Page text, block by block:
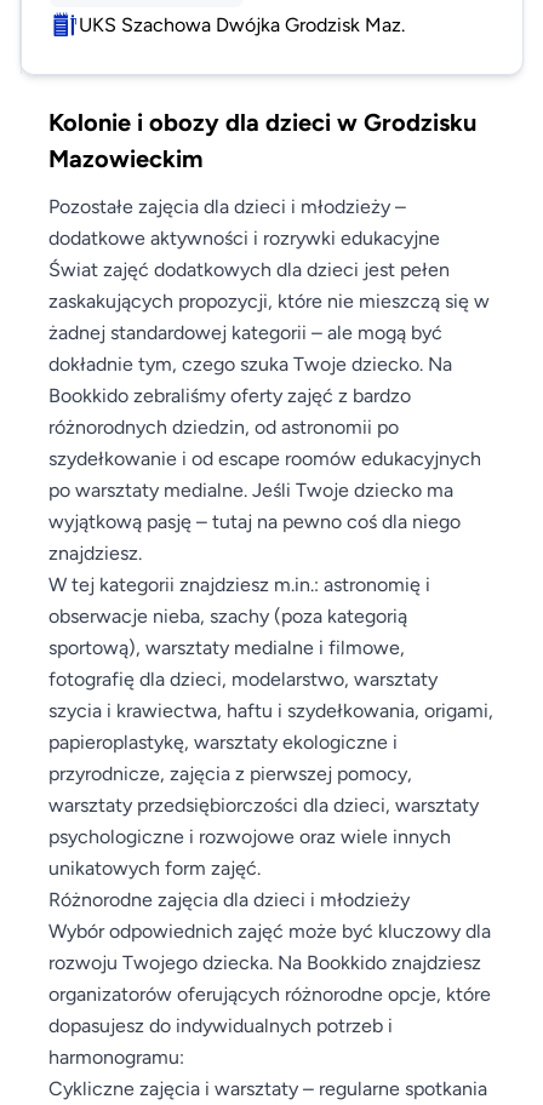
UKS Szachowa Dwójka Grodzisk Maz.
Kolonie i obozy dla dzieci w Grodzisku
Mazowieckim
Pozostałe zajęcia dla dzieci i młodzieży –
dodatkowe aktywności i rozrywki edukacyjne
Świat zajęć dodatkowych dla dzieci jest pełen
zaskakujących propozycji, które nie mieszczą się w
żadnej standardowej kategorii – ale mogą być
dokładnie tym, czego szuka Twoje dziecko. Na
Bookkido zebraliśmy oferty zajęć z bardzo
różnorodnych dziedzin, od astronomii po
szydełkowanie i od escape roomów edukacyjnych
po warsztaty medialne. Jeśli Twoje dziecko ma
wyjątkową pasję – tutaj na pewno coś dla niego
znajdziesz.
W tej kategorii znajdziesz m.in.: astronomię i
obserwacje nieba, szachy (poza kategorią
sportową), warsztaty medialne i filmowe,
fotografię dla dzieci, modelarstwo, warsztaty
szycia i krawiectwa, haftu i szydełkowania, origami,
papieroplastykę, warsztaty ekologiczne i
przyrodnicze, zajęcia z pierwszej pomocy,
warsztaty przedsiębiorczości dla dzieci, warsztaty
psychologiczne i rozwojowe oraz wiele innych
unikatowych form zajęć.
Różnorodne zajęcia dla dzieci i młodzieży
Wybór odpowiednich zajęć może być kluczowy dla
rozwoju Twojego dziecka. Na Bookkido znajdziesz
organizatorów oferujących różnorodne opcje, które
dopasujesz do indywidualnych potrzeb i
harmonogramu:
Cykliczne zajęcia i warsztaty – regularne spotkania